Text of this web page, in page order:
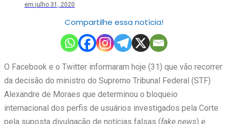
em julho 31, 2020
Compartilhe essa notícia!
O Facebook e o Twitter informaram hoje (31) que vão recorrer
da decisão do ministro do Supremo Tribunal Federal (STF)
Alexandre de Moraes que determinou o bloqueio
internacional dos perfis de usuários investigados pela Corte
pela suposta divulgação de notícias falsas (fake news) e